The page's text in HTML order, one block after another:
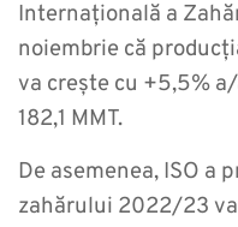
Internațională a
noiembrie că
va crește cu +5,5%
182,1 MMT.
De asemenea, ISO a
zahărului 2022/23